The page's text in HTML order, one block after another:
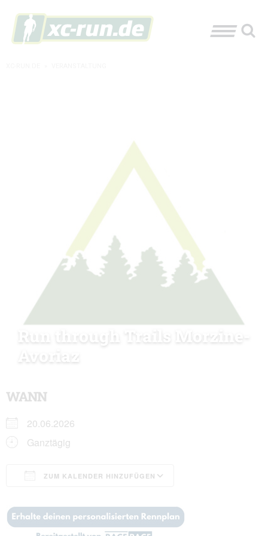
Run through Trails Morzine-
Avoriaz
WANN
20.06.2026
Ganztägig
ZUM KALENDER HINZUFÜGEN